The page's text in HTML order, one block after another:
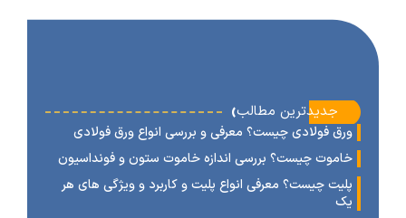
‹جدیدترین مطالب
فولادی چیست؟ معرفی و بررسی انواع ورق فولادی
چیست؟ بررسی اندازه خاموت ستون و فونداسیون
چیست؟ معرفی انواع پلیت و کاربرد و ویژگی های هر